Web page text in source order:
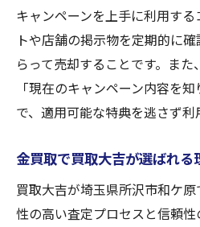
キャンペーンを上手に利用す
トや店舗の掲示物を定期的に
らって売却することです。ま
「現在のキャンペーン内容を
で、適用可能な特典を逃さず利
金買取で買取大吉が選ばれる
買取大吉が埼玉県所沢市和ケ
性の高い査定プロセスと信頼